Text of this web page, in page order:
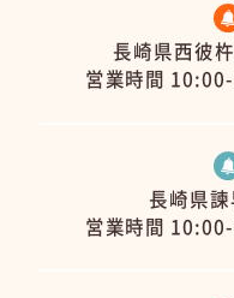
長崎県西彼
営業時間
長崎県
営業時間